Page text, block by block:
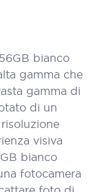
bianco
gamma che
gamma di
di un
visiva
bianco
fotocamera